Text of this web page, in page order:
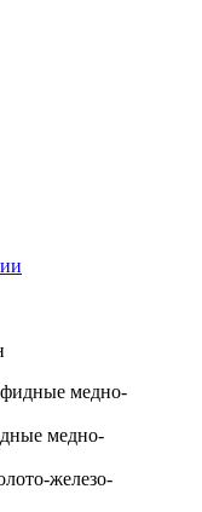
медно-
медно-
железо-